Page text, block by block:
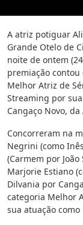
A atriz potiguar
Grande Otelo de
noite de ontem
premiação
Melhor Atriz de
Streaming por
Cangaço Novo,
Concorreram na
Negrini (como
(Carmem por
Marjorie Estiano
Dilvania por
categoria Melhor
sua atuação